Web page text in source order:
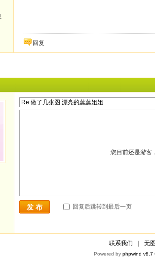
回复
您目前还是游客
发 布 回复后跳转到最后一页
联系我们 无
Powered by phpwind v8.7